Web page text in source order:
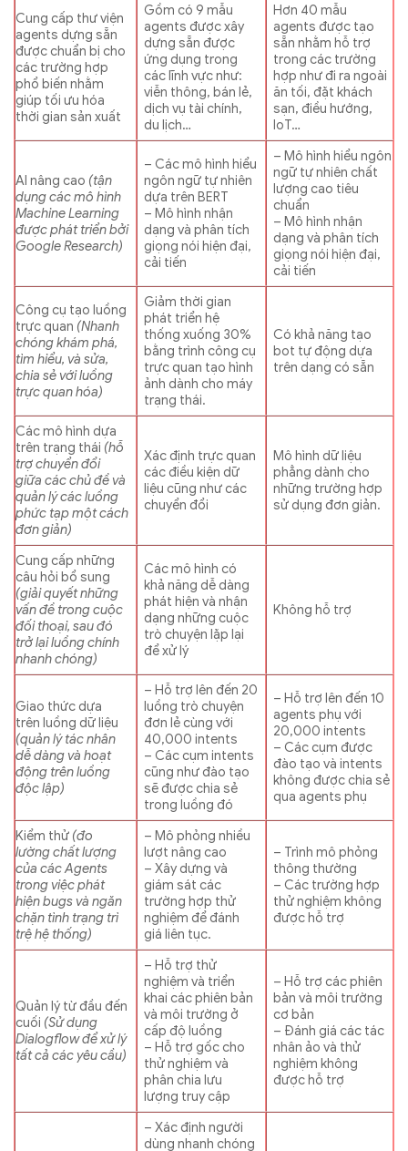
Cung cấp thư viện
agents dựng sẵn
được chuẩn bị cho
các trường hợp
phổ biến nhằm
giúp tối ưu hóa
thời gian sản xuất
Gồm có 9 mẫu
agents được xây
dựng sẵn được
ứng dụng trong
các lĩnh vực như:
viễn thông, bán lẻ,
dịch vụ tài chính,
du lịch…
Hơn 40 mẫu
agents được tạo
sẵn nhằm hỗ trợ
trong các trường
hợp như đi ra ngoài
ăn tối, đặt khách
sạn, điều hướng,
IoT…
AI nâng cao (tận
dụng các mô hình
Machine Learning
được phát triển bởi
Google Research)
– Các mô hình hiểu
ngôn ngữ tự nhiên
dựa trên BERT
– Mô hình nhận
dạng và phân tích
giọng nói hiện đại,
cải tiến
– Mô hình hiểu ngôn
ngữ tự nhiên chất
lượng cao tiêu
chuẩn
– Mô hình nhận
dạng và phân tích
giọng nói hiện đại,
cải tiến
Công cụ tạo luồng
trực quan (Nhanh
chóng khám phá,
tìm hiểu, và sửa,
chia sẻ với luồng
trực quan hóa)
Giảm thời gian
phát triển hệ
thống xuống 30%
bằng trình công cụ
trực quan tạo hình
ảnh dành cho máy
trạng thái.
Có khả năng tạo
bot tự động dựa
trên dạng có sẵn
Các mô hình dựa
trên trạng thái (hỗ
trợ chuyển đổi
giữa các chủ đề và
quản lý các luồng
phức tạp một cách
đơn giản)
Xác định trực quan
các điều kiện dữ
liệu cũng như các
chuyển đổi
Mô hình dữ liệu
phẳng dành cho
những trường hợp
sử dụng đơn giản.
Cung cấp những
câu hỏi bổ sung
(giải quyết những
vấn đề trong cuộc
đối thoại, sau đó
trở lại luồng chính
nhanh chóng)
Các mô hình có
khả năng dễ dàng
phát hiện và nhận
dạng những cuộc
trò chuyện lặp lại
để xử lý
Không hỗ trợ
Giao thức dựa
trên luồng dữ liệu
(quản lý tác nhân
dễ dàng và hoạt
động trên luồng
độc lập)
– Hỗ trợ lên đến 20
luồng trò chuyện
đơn lẻ cùng với
40,000 intents
– Các cụm intents
cũng như đào tạo
sẽ được chia sẻ
trong luồng đó
– Hỗ trợ lên đến 10
agents phụ với
20,000 intents
– Các cụm được
đào tạo và intents
không được chia sẻ
qua agents phụ
Kiểm thử (đo
lường chất lượng
của các Agents
trong việc phát
hiện bugs và ngăn
chặn tình trạng trì
trệ hệ thống)
– Mô phỏng nhiều
lượt nâng cao
– Xây dựng và
giám sát các
trường hợp thử
nghiệm để đánh
giá liên tục.
– Trình mô phỏng
thông thường
– Các trường hợp
thử nghiệm không
được hỗ trợ
Quản lý từ đầu đến
cuối (Sử dụng
Dialogflow để xử lý
tất cả các yêu cầu)
– Hỗ trợ thử
nghiệm và triển
khai các phiên bản
và môi trường ở
cấp độ luồng
– Hỗ trợ gốc cho
thử nghiệm và
phân chia lưu
lượng truy cập
– Hỗ trợ các phiên
bản và môi trường
cơ bản
– Đánh giá các tác
nhân ảo và thử
nghiệm không
được hỗ trợ
– Xác định người
dùng nhanh chóng